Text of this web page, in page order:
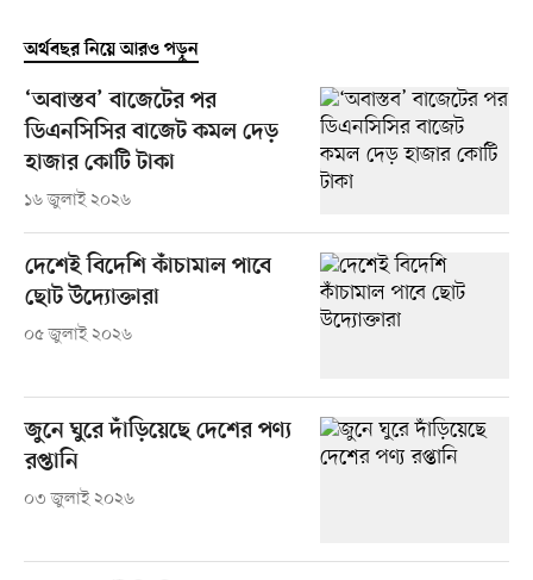
অর্থবছর নিয়ে আরও পড়ুন
‘অবাস্তব’ বাজেটের পর
ডিএনসিসির বাজেট কমল দেড়
হাজার কোটি টাকা
১৬ জুলাই ২০২৬
দেশেই বিদেশি কাঁচামাল পাবে
ছোট উদ্যোক্তারা
০৫ জুলাই ২০২৬
জুনে ঘুরে দাঁড়িয়েছে দেশের পণ্য
রপ্তানি
০৩ জুলাই ২০২৬